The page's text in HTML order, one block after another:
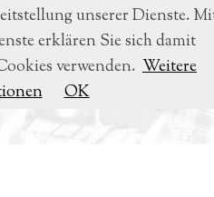
VOIGT
unserer Dienste.
erklären Sie sich damit
verwenden. Weitere
OK